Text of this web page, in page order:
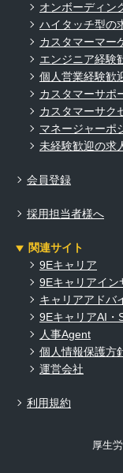
オンボーディン
ハイタッチ型の
カスタマーマー
エンジニア経験
個人営業経験歓
カスタマーサポ
カスタマーサク
マネージャーポ
未経験歓迎の求
会員登録
採用担当者様へ
関連サイト
9Eキャリア
9Eキャリアイン
キャリアアドバ
9EキャリアAI・
人事Agent
個人情報保護方
運営会社
利用規約
厚生